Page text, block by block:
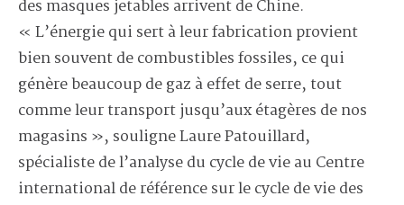
des masques jetables arrivent de Chine.
« L’énergie qui sert à leur fabrication provient
bien souvent de combustibles fossiles, ce qui
génère beaucoup de gaz à effet de serre, tout
comme leur transport jusqu’aux étagères de nos
magasins », souligne Laure Patouillard,
spécialiste de l’analyse du cycle de vie au Centre
international de référence sur le cycle de vie des